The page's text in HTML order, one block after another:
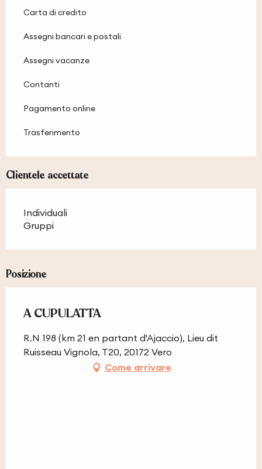
Carta di credito
Assegni bancari e postali
Assegni vacanze
Contanti
Pagamento online
Trasferimento
Clientele accettate
Individuali
Gruppi
Posizione
A CUPULATTA
R.N 198 (km 21 en partant d'Ajaccio), Lieu dit
Ruisseau Vignola, T20, 20172 Vero
Come arrivare